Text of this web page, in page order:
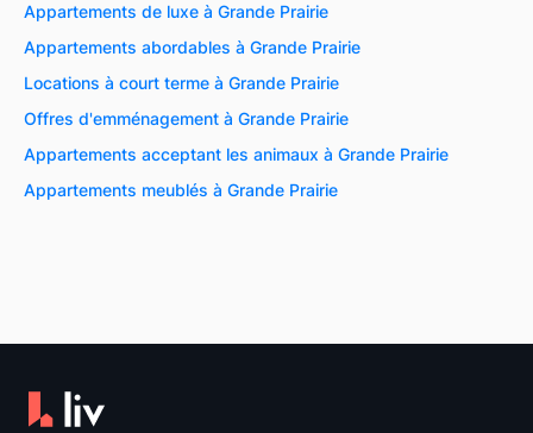
Appartements de luxe à Grande Prairie
Appartements abordables à Grande Prairie
Locations à court terme à Grande Prairie
Offres d'emménagement à Grande Prairie
Appartements acceptant les animaux à Grande Prairie
Appartements meublés à Grande Prairie